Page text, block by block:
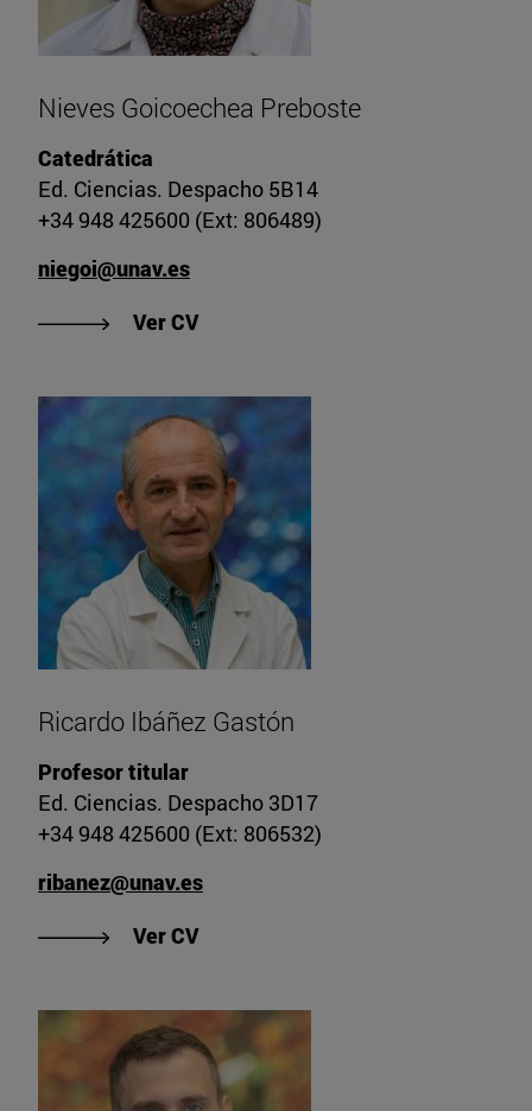
Nieves Goicoechea Preboste
Catedrática
Ed. Ciencias. Despacho 5B14
+34 948 425600 (Ext: 806489)
niegoi@unav.es
Ver CV"Ver CV de Nieves Goicoechea
Ricardo Ibáñez Gastón
Profesor titular
Ed. Ciencias. Despacho 3D17
+34 948 425600 (Ext: 806532)
ribanez@unav.es
Ver CV"Ver CV de Ricardo Ibáñez Gastón"